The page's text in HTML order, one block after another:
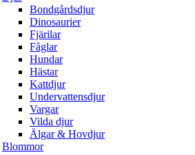
Bondgårdsdjur
Dinosaurier
Fjärilar
Fåglar
Hundar
Hästar
Kattdjur
Undervattensdjur
Vargar
Vilda djur
Älgar & Hovdjur
Blommor